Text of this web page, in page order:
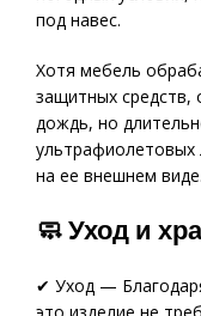
под навес.
Хотя мебель
защитных средств,
дождь, но
ультрафиолетовых
на ее внешнем виде.
🧼 Уход и
✔ Уход —
это изделие не